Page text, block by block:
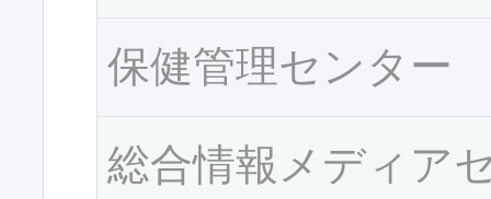
保健管理センター
総合情報メディア